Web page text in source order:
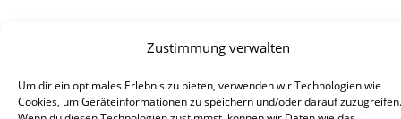
Zustimmung verwalten
Um dir ein optimales Erlebnis zu bieten, verwenden wir Technologien wie
Cookies, um Geräteinformationen zu speichern und/oder darauf zuzugreifen.